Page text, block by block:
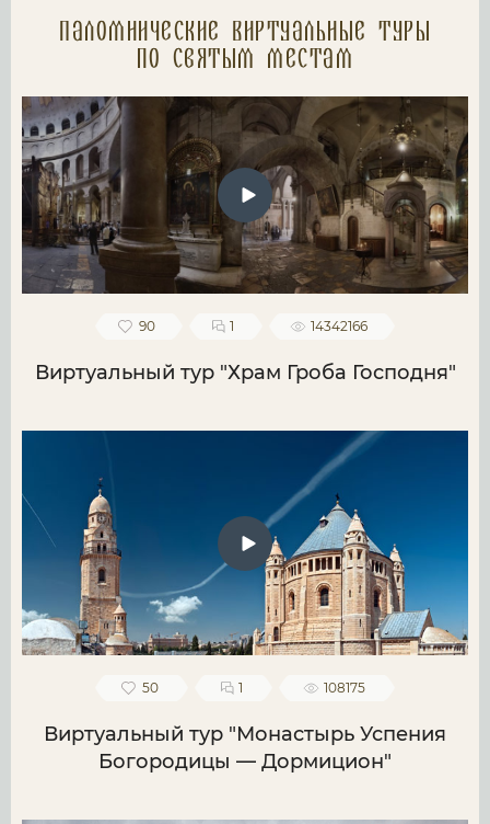
Паломнические Виртуальные туры
по святым местам
90 1 14342166
Виртуальный тур "Храм Гроба Господня"
50 1 108175
Виртуальный тур "Монастырь Успения
Богородицы — Дормицион"